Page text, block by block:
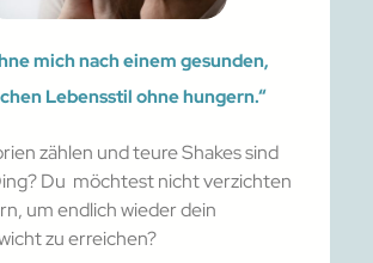
mich nach einem gesunden,
Lebensstil ohne hungern.“
zählen und teure Shakes sind
Du möchtest nicht verzichten
um endlich wieder dein
zu erreichen?